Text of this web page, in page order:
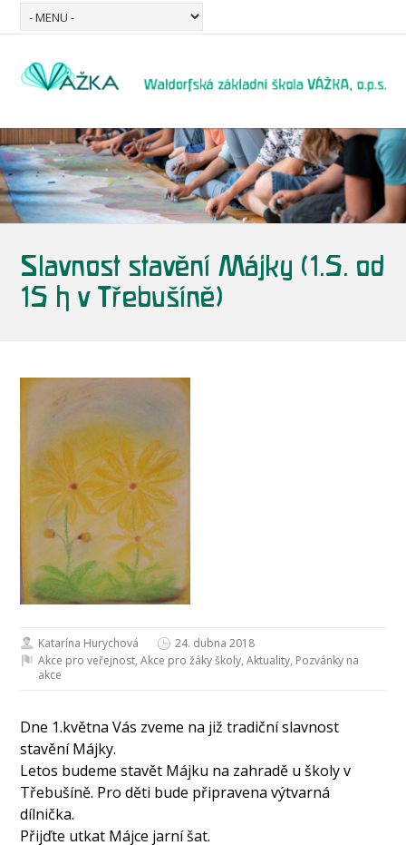
Slavnost stavění Májky (1.5. od
15 h v Třebušíně)
Katarína Hurychová
24. dubna 2018
Akce pro veřejnost,Akce pro žáky školy,Aktuality, Pozvánky na
akce
Dne 1.května Vás zveme na již tradiční slavnost
stavění Májky.
Letos budeme stavět Májku na zahradě u školy v
Třebušíně. Pro děti bude připravena výtvarná
dílnička.
Přijďte utkat Májce jarní šat.